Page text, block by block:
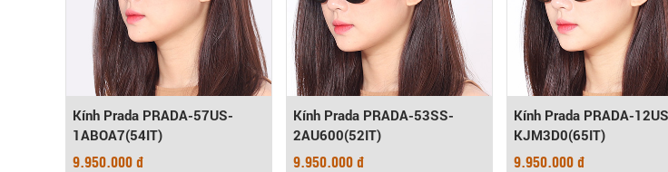
Kính Prada PRADA-57US-
1ABOA7(54IT)
9.950.000 đ
Kính Prada PRADA-53SS-
2AU600(52IT)
9.950.000 đ
Kính Prada PRADA-
KJM3D0(65IT)
9.950.000 đ